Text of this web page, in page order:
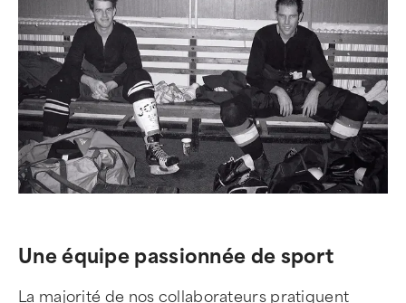
Une équipe passionnée de sport
La majorité de nos collaborateurs pratiquent